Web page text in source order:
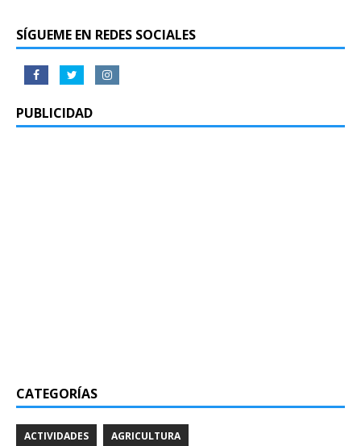
SÍGUEME EN REDES SOCIALES
PUBLICIDAD
CATEGORÍAS
ACTIVIDADES AGRICULTURA